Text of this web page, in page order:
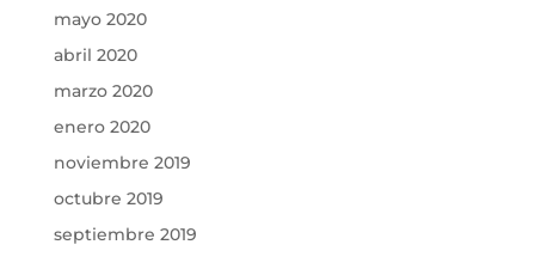
mayo 2020
abril 2020
marzo 2020
enero 2020
noviembre 2019
octubre 2019
septiembre 2019